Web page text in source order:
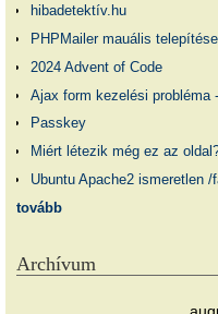
hibadetektív.hu
PHPMailer mauális
2024 Advent of Code
Ajax form kezelési probléma
Passkey
Miért létezik még ez az
Ubuntu Apache2 ismeretlen
tovább
Archívum